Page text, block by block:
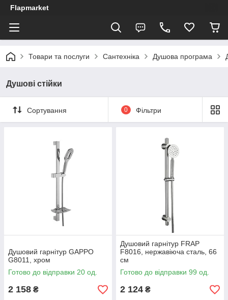
Flapmarket
Товари та послуги Сантехніка Душова програма
Душові стійки
Сортування 0 Фільтри
Душовий гарнітур GAPPO
G8011, хром
Готово до відправки 20 од.
2 158 ₴
Душовий гарнітур FRAP
F8016, нержавіюча сталь, 66
см
Готово до відправки 99 од.
2 124 ₴